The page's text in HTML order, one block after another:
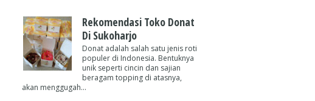
Rekomendasi Toko Donat
Di Sukoharjo
Donat adalah salah satu jenis roti
populer di Indonesia. Bentuknya
unik seperti cincin dan sajian
beragam topping di atasnya,
akan menggugah...